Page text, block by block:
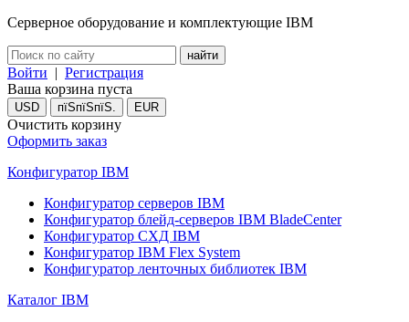
Серверное оборудование и комплектующие IBM
Войти | Регистрация
Ваша корзина пуста
USD пїЅпїЅпїЅ. EUR
Очистить корзину
Оформить заказ
Конфигуратор IBM
Конфигуратор серверов IBM
Конфигуратор блейд-серверов IBM BladeCenter
Конфигуратор СХД IBM
Конфигуратор IBM Flex System
Конфигуратор ленточных библиотек IBM
Каталог IBM